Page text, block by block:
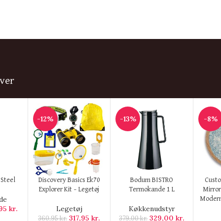
kr.
-12%
KØB HER
Discovery Basics Ek70
Explorer Kit – Legetøj
Legetøj
360,95kr. 317,95kr.
-13%
KØB HER
Bodum BISTRO
Termokande 1 L
Køkkenudstyr
379,00kr. 329,00kr.
-8%
KØB